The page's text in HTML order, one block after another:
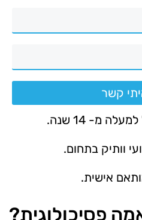
קשר
מ- 14 שנה.
וותיק בתחום.
אישית.
פסיכולוגית?